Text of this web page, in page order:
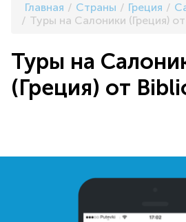
Главная Страны Греция
Туры на Салоники (Греция)
Туры на
(Греция) от